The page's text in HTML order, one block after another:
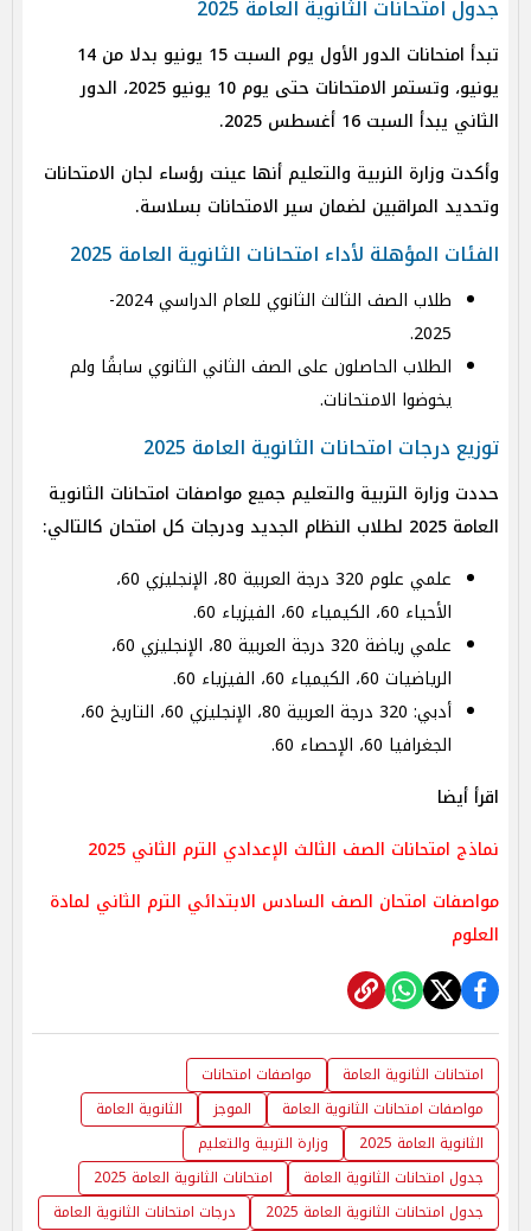
جدول امتحانات الثانوية العامة 2025
تبدأ امنحانات الدور الأول يوم السبت 15 يونيو بدلا من 14
يونيو، وتستمر الامتحانات حتى يوم 10 يونيو 2025، الدور
الثاني يبدأ السبت 16 أغسطس 2025.
وأكدت وزارة النربية والتعليم أنها عينت رؤساء لجان الامتحانات
وتحديد المراقبين لضمان سير الامتحانات بسلاسة.
الفئات المؤهلة لأداء امتحانات الثانوية العامة 2025
طلاب الصف الثالث الثانوي للعام الدراسي 2024-
2025.
الطلاب الحاصلون على الصف الثاني الثانوي سابقًا ولم
يخوضوا الامتحانات.
توزيع درجات امتحانات الثانوية العامة 2025
حددت وزارة التربية والتعليم جميع مواصفات امتحانات الثانوية
العامة 2025 لطلاب النظام الجديد ودرجات كل امتحان كالتالي:
علمي علوم 320 درجة العربية 80، الإنجليزي 60،
الأحياء 60، الكيمياء 60، الفيزياء 60.
علمي رياضة 320 درجة العربية 80، الإنجليزي 60،
الرياضيات 60، الكيمياء 60، الفيزياء 60.
أدبي: 320 درجة العربية 80، الإنجليزي 60، التاريخ 60،
الجغرافيا 60، الإحصاء 60.
اقرأ أيضا
نماذج امتحانات الصف الثالث الإعدادي الترم الثاني 2025
مواصفات امتحان الصف السادس الابتدائي الترم الثاني لمادة
العلوم
امتحانات الثانوية العامة
مواصفات امتحانات
مواصفات امتحانات الثانوية العامة
الموجز
الثانوية العامة
الثانوية العامة 2025
وزارة التربية والتعليم
جدول امتحانات الثانوية العامة
امتحانات الثانوية العامة 2025
جدول امتحانات الثانوية العامة 2025
درجات امتحانات الثانوية العامة